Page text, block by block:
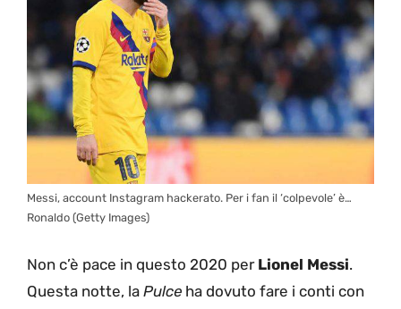
Messi, account Instagram hackerato. Per i fan il ‘colpevole’ è…
Ronaldo (Getty Images)
Non c’è pace in questo 2020 per Lionel Messi.
Questa notte, la Pulce ha dovuto fare i conti con